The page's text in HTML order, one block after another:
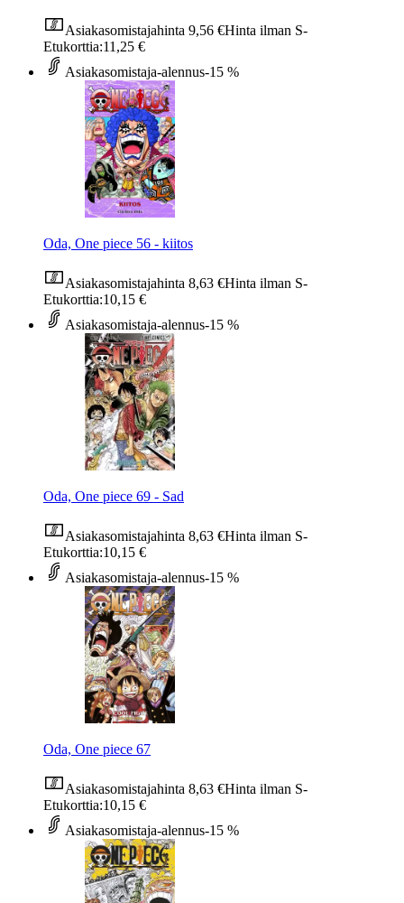
Asiakasomistajahinta 9,56 €Hinta ilman S-
Etukorttia:11,25 €
Asiakasomistaja-alennus-15 %
Oda, One piece 56 - kiitos
Asiakasomistajahinta 8,63 €Hinta ilman S-
Etukorttia:10,15 €
Asiakasomistaja-alennus-15 %
Oda, One piece 69 - Sad
Asiakasomistajahinta 8,63 €Hinta ilman S-
Etukorttia:10,15 €
Asiakasomistaja-alennus-15 %
Oda, One piece 67
Asiakasomistajahinta 8,63 €Hinta ilman S-
Etukorttia:10,15 €
Asiakasomistaja-alennus-15 %